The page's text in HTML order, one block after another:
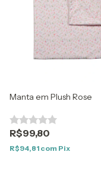
Manta em Plush Rose
R$99,80
R$94,81 com Pix